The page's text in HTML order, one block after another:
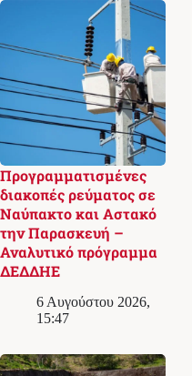
Προγραμματισμένες
διακοπές ρεύματος σε
Ναύπακτο και Αστακό
την Παρασκευή –
Αναλυτικό πρόγραμμα
ΔΕΔΔΗΕ
6 Αυγούστου 2026,
15:47